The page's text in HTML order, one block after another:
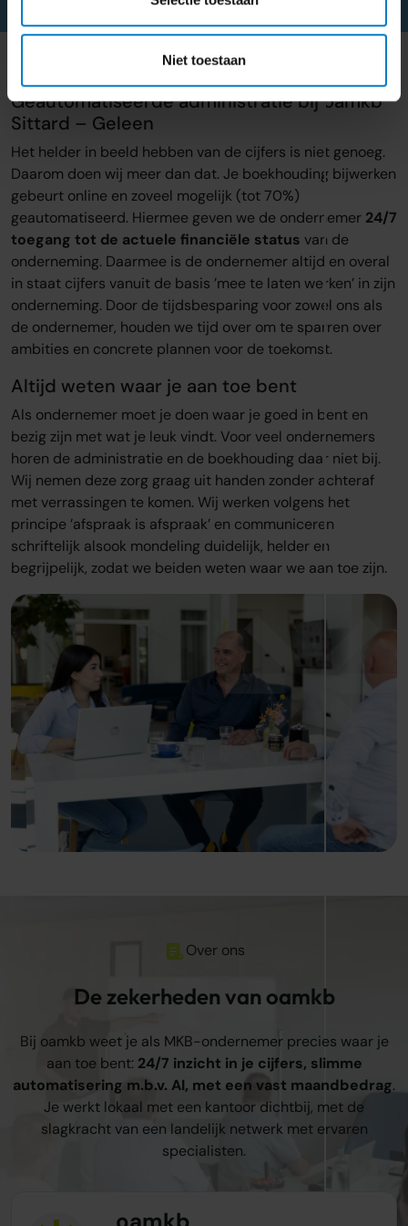
Niet toestaan
Geautomatiseerde administratie bij oamkb
Sittard – Geleen
Het helder in beeld hebben van de cijfers is niet genoeg.
Daarom doen wij meer dan dat. Je boekhouding bijwerken
gebeurt online en zoveel mogelijk (tot 70%)
geautomatiseerd. Hiermee geven we de ondernemer 24/7
toegang tot de actuele financiële status van de
onderneming. Daarmee is de ondernemer altijd en overal
in staat cijfers vanuit de basis ’mee te laten werken’ in zijn
onderneming. Door de tijdsbesparing voor zowel ons als
de ondernemer, houden we tijd over om te sparren over
ambities en concrete plannen voor de toekomst.
Altijd weten waar je aan toe bent
Als ondernemer moet je doen waar je goed in bent en
bezig zijn met wat je leuk vindt. Voor veel ondernemers
horen de administratie en de boekhouding daar niet bij.
Wij nemen deze zorg graag uit handen zonder achteraf
met verrassingen te komen. Wij werken volgens het
principe ’afspraak is afspraak’ en communiceren
schriftelijk alsook mondeling duidelijk, helder en
begrijpelijk, zodat we beiden weten waar we aan toe zijn.
Over ons
De zekerheden van oamkb
Bij oamkb weet je als MKB-ondernemer precies waar je
aan toe bent: 24/7 inzicht in je cijfers, slimme
automatisering m.b.v. AI, met een vast maandbedrag.
Je werkt lokaal met een kantoor dichtbij, met de
slagkracht van een landelijk netwerk met ervaren
specialisten.